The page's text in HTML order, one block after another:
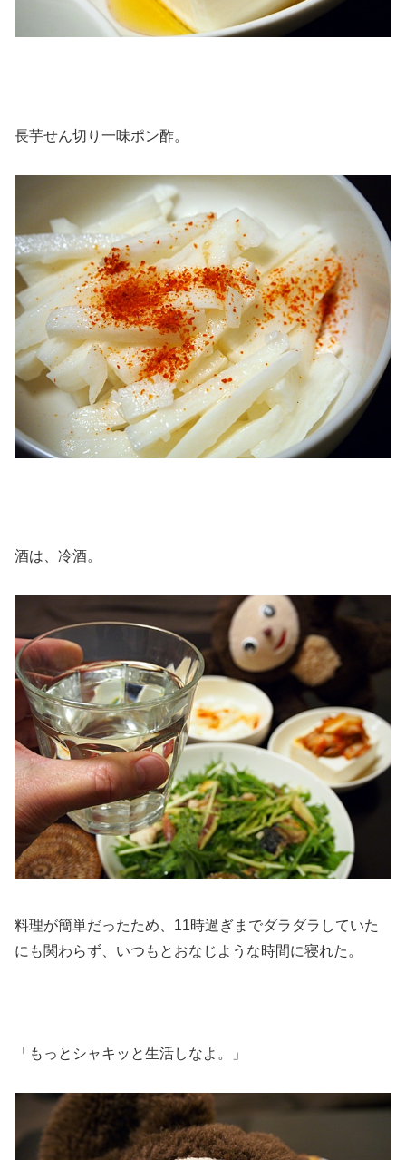
長芋せん切り一味ポン酢。
酒は、冷酒。
料理が簡単だったため、11時過ぎまでダラダラしていた
にも関わらず、いつもとおなじような時間に寝れた。
「もっとシャキッと生活しなよ。」